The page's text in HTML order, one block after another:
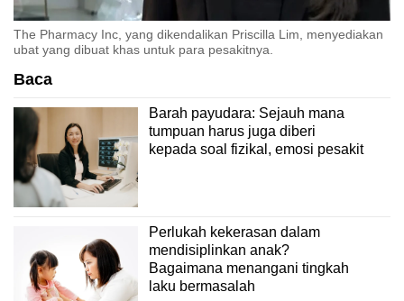
The Pharmacy Inc, yang dikendalikan Priscilla Lim, menyediakan
ubat yang dibuat khas untuk para pesakitnya.
Baca
Barah payudara: Sejauh mana
tumpuan harus juga diberi
kepada soal fizikal, emosi pesakit
Perlukah kekerasan dalam
mendisiplinkan anak?
Bagaimana menangani tingkah
laku bermasalah